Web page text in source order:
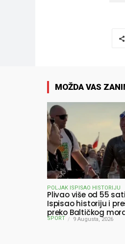
MOŽDA VAS
POLJAK ISPISAO HISTORIJU
Plivao više od 55
Ispisao historiju i
preko Baltičkog
posvetio djeci
SPORT 9 Augusta, 2026